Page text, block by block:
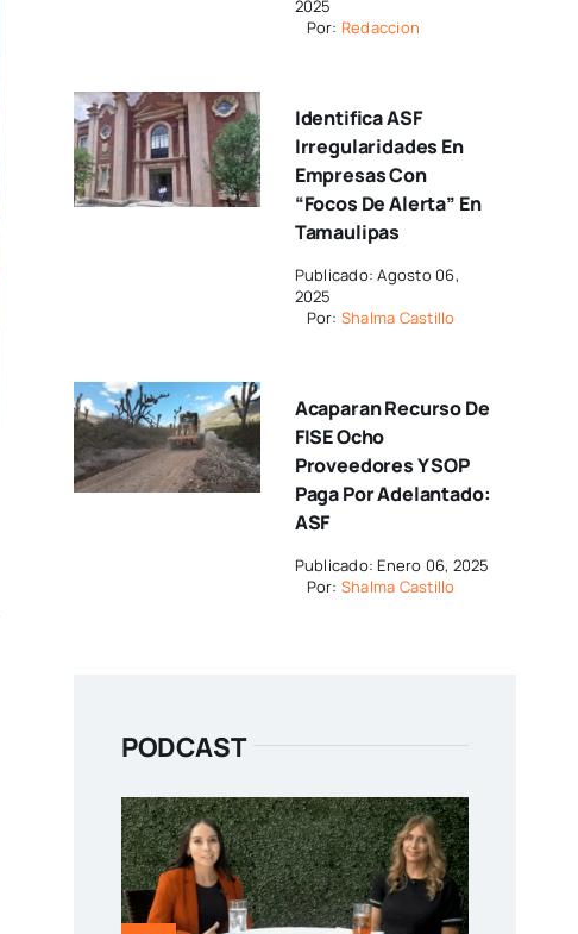
2025
Por: Redaccion
Identifica ASF
Irregularidades En
Empresas Con
“focos De Alerta” En
Tamaulipas
Publicado: Agosto 06,
2025
Por: Shalma Castillo
Acaparan Recurso De
FISE Ocho
Proveedores Y SOP
Paga Por Adelantado:
ASF
Publicado: Enero 06, 2025
Por: Shalma Castillo
PODCAST